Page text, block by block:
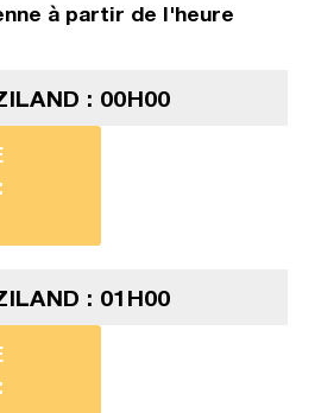
à partir de l'heure
: 00H00
: 01H00